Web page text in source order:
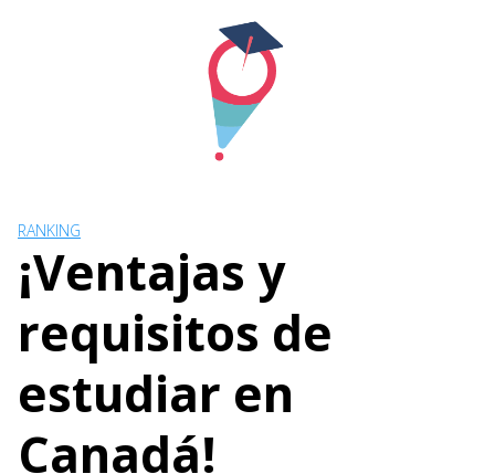
RANKING
¡Ventajas y
requisitos de
estudiar en
Canadá!